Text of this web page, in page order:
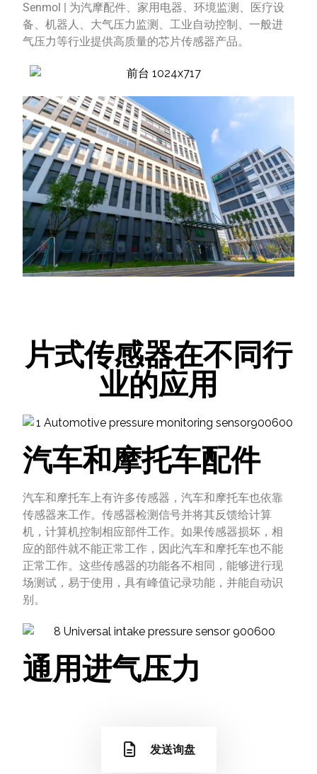
Senmol | 为汽摩配件、家用电器、环境监测、医疗设
备、机器人、大气压力监测、工业自动控制、一般进
气压力等行业提供高质量的芯片传感器产品。
片式传感器在不同行
业的应用
汽车和摩托车配件
汽车和摩托车上有许多传感器，汽车和摩托车也依靠
传感器来工作。传感器检测信号并将其反馈给计算
机，计算机控制相应部件工作。如果传感器损坏，相
应的部件就不能正常工作，因此汽车和摩托车也不能
正常工作。这些传感器的功能各不相同，能够进行现
场测试，易于使用，具有峰值记录功能，并能自动识
别。
通用进气压力
发送询盘